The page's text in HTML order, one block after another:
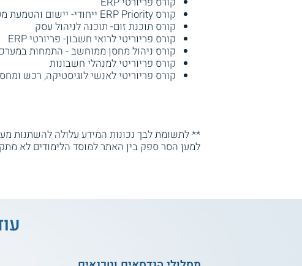
קורס ERP Priority ייחודי- יישום והטמעת מערכות מידע
קורס תוכנת זום- תוכנה לניהול עסק
קורס פריוריטי לרואי חשבון- פריורטי ERP
קורס ניהול מחסן ממוחשב - התמחות
קורס פריוריטי למנהלי חשבונות
קורס פריוריטי לאנשי לוגיסטיקה, רכש
** לתשומת לבך נכונות המידע עלולה להשתנות
למען הסר ספק בין האתר למוסד הלימודים לא